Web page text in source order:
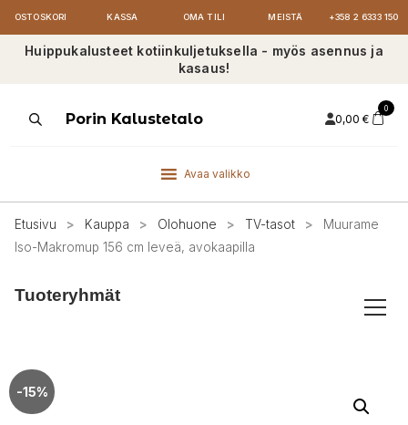
OSTOSKORI KASSA OMA TILI MEISTÄ +358 2 6333 150
Huippukalusteet kotiinkuljetuksella - myös asennus ja
kasaus!
ProductsPorin Kalustetalo 0,00 €
0
Avaa valikko
Etusivu > Kauppa > Olohuone > TV-tasot >
Muurame
Iso-Makromup 156 cm leveä, avokaapilla
Tuoteryhmät
-15%